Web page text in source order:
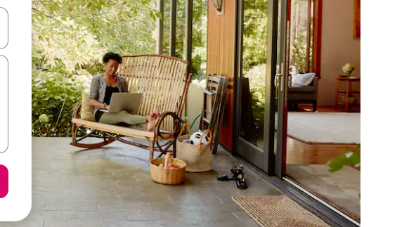
les flèches vers le haut et vers le bas, ou en appuyant dessus et en les faisant glisser.